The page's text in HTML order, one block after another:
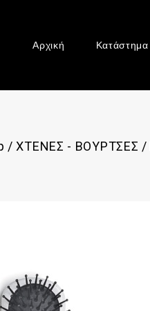
Αρχική Κατάστημα
/ ΧΤΕΝΕΣ - ΒΟΥΡΤΣΕΣ /